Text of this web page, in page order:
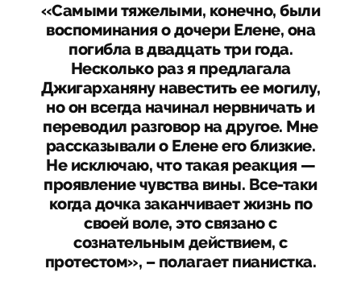
«Самыми тяжелыми, конечно, были
воспоминания о дочери Елене, она
погибла в двадцать три года.
Несколько раз я предлагала
Джигарханяну навестить ее могилу,
но он всегда начинал нервничать и
переводил разговор на другое. Мне
рассказывали о Елене его близкие.
Не исключаю, что такая реакция —
проявление чувства вины. Все-таки
когда дочка заканчивает жизнь по
своей воле, это связано с
сознательным действием, с
протестом», – полагает пианистка.